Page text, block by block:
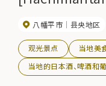
八幡平市 县央地区
观光景点 当地美
当地的日本酒、啤酒和